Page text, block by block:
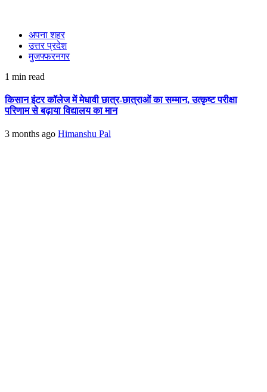
अपना शहर
उत्तर प्रदेश
मुजफ्फरनगर
1 min read
किसान इंटर कॉलेज में मेधावी छात्र-छात्राओं का सम्मान, उत्कृष्ट परीक्षा
परिणाम से बढ़ाया विद्यालय का मान
3 months ago Himanshu Pal